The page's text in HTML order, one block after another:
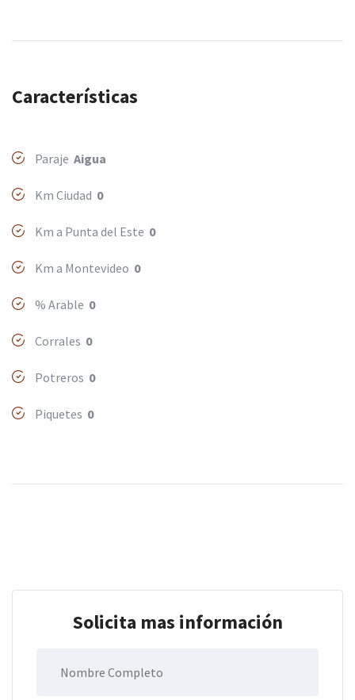
Características
Paraje Aigua
Km Ciudad 0
Km a Punta del Este 0
Km a Montevideo 0
% Arable 0
Corrales 0
Potreros 0
Piquetes 0
Solicita mas información